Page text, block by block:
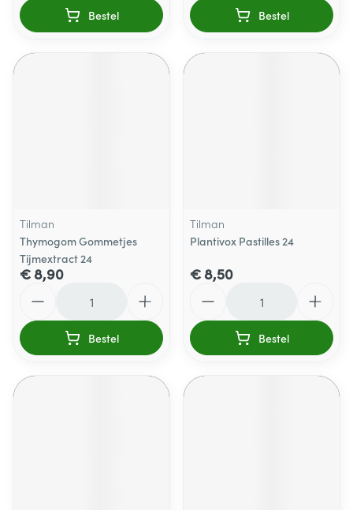
Bestel Bestel
Tilman
Thymogom Gommetjes
Tijmextract 24
€ 8,90
Bestel
Tilman
Plantivox Pastilles 24
€ 8,50
Bestel